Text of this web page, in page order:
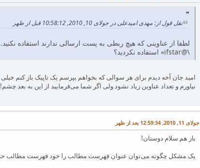
نقل قول از: مهدی امیدعلی در جولای 10, 2010, 10:58:12 قبل از ظهر
لطفا از عناوینی که هیچ ربطی به پست ارسالی ندارند استفاده
\@ifstar» استفاده نکردید؟
امید جان آخه دیدم برای هر سوالی که بخواهم بپرسم یک تاپیک باز کنم
نیاورم و تعداد عناوین زیاد نشود ولی اگر شما می‌فرمایید از این به بعد چشم!
جولای 11, 2010, 12:59:34 بعد از ظهر
باز هم سلام دوستان!
یک مشکل چگونه می‌توان عنوان فهرست مطالب را خود فهرست مطالب